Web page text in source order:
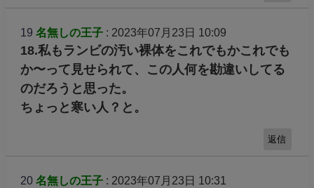
19 名無しの王子: 2023年07月23日 10:09
18.私もランビの汚い裸体をこれでもかこれでも
か〜って見せられて、この人何を勘違いしてる
のだろうと思った。
ちょっと寒い人？と。
返信
20 名無しの王子: 2023年07月23日 10:31